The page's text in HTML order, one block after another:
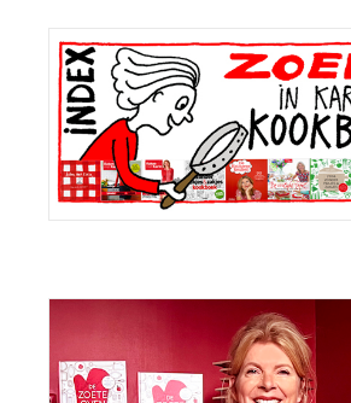
Primaire
Sidebar